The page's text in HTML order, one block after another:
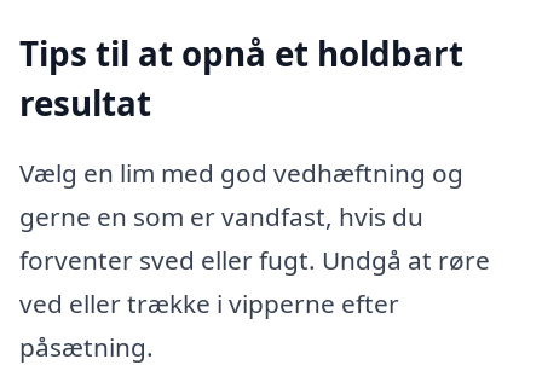
Tips til at opnå et holdbart
resultat
Vælg en lim med god vedhæftning og
gerne en som er vandfast, hvis du
forventer sved eller fugt. Undgå at røre
ved eller trække i vipperne efter
påsætning.